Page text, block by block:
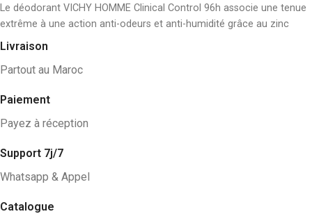
Le déodorant VICHY HOMME Clinical Control 96h associe une tenue
extrême à une action anti-odeurs et anti-humidité grâce au zinc
Livraison
Partout au Maroc
Paiement
Payez à réception
Support 7j/7
Whatsapp & Appel
Catalogue